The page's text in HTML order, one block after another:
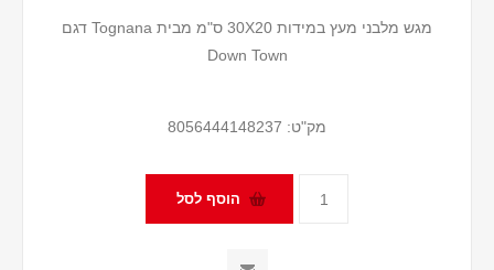
מגש מלבני מעץ במידות 30X20 ס"מ מבית Tognana דגם
Down Town
מק"ט: 8056444148237